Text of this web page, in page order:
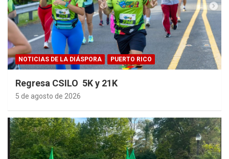
NOTICIAS DE LA DIÁSPORA PUERTO RICO
Regresa CSILO 5K y 21K
5 de agosto de 2026